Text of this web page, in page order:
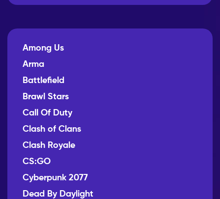
Among Us
Arma
Battlefield
Brawl Stars
Call Of Duty
Clash of Clans
Clash Royale
CS:GO
Cyberpunk 2077
Dead By Daylight